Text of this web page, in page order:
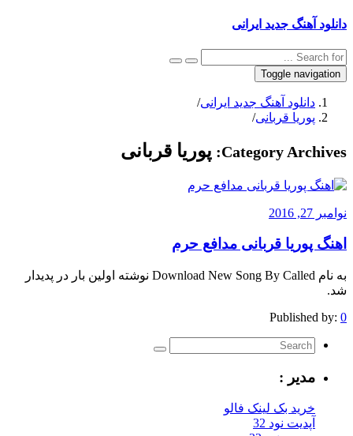
دانلود آهنگ جدید ایرانی
Toggle navigation
دانلود آهنگ جدید ایرانی/
پوریا قربانی/
Category Archives: پوریا قربانی
نوامبر 27, 2016
اهنگ پوریا قربانی مدافع حرم
به نام Download New Song By Called نوشته اولین بار در پدیدار
شد.
Published by: 0
مدیر :
خرید بک لینک فالو
آپدیت نود 32